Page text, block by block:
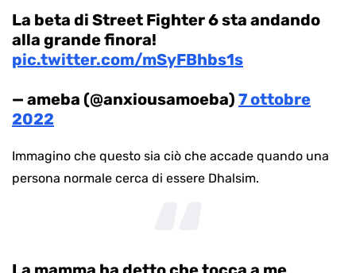
La beta di Street Fighter 6 sta andando
alla grande finora!
pic.twitter.com/mSyFBhbs1s
— ameba (@anxiousamoeba) 7 ottobre
2022
Immagino che questo sia ciò che accade quando una
persona normale cerca di essere Dhalsim.